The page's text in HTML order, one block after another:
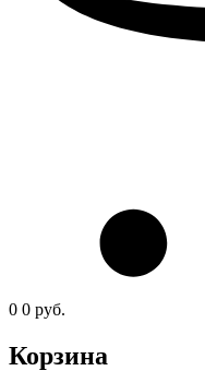
0 0 руб.
Корзина